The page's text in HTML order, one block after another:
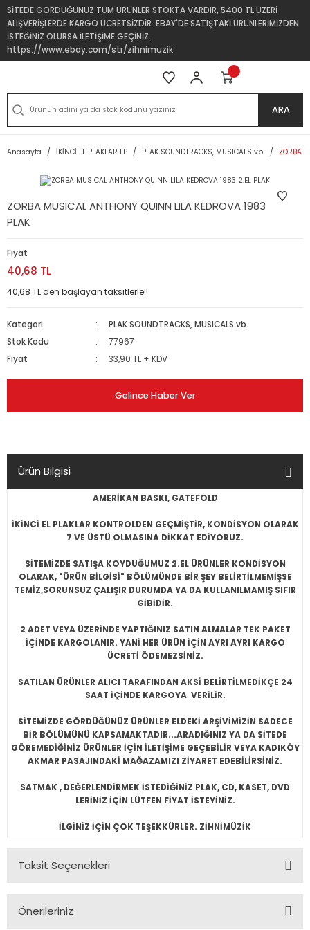
SİTEDE GÖRDÜĞÜNÜZ TÜM ÜRÜNLER STOKTA VARDIR, 5400 TL ÜZERİ
ALIŞVERİŞLERDE KARGO ÜCRETSİZDİR. EBAY'DE SATIŞTAKİ ÜRÜNLERİMİZDEN
İSTEĞİNİZ OLURSA İLETİŞİME GEÇİNİZ.
https://www.ebay.com/str/zihnimuzik
ARA
Anasayfa İKİNCİ EL PLAKLAR LP PLAK SOUNDTRACKS, MUSICALS vb. ZORBA
ZORBA MUSICAL ANTHONY QUINN LILA KEDROVA 1983 2.EL
PLAK
Fiyat
40,68 TL
40,68 TL den başlayan taksitlerle!!
Kategori
PLAK SOUNDTRACKS, MUSICALS vb.
Stok Kodu
77967
Fiyat
33,90 TL + KDV
Gelince Haber Ver
Ürün Bilgisi
AMERİKAN BASKI, GATEFOLD
İKİNCİ EL PLAKLAR KONTROLDEN GEÇMİŞTİR, KONDİSYON OLARAK
7 VE ÜSTÜ OLMASINA DİKKAT EDİYORUZ.
SİTEMİZDE SATIŞA KOYDUĞUMUZ 2.EL ÜRÜNLER KONDİSYON
OLARAK, "ÜRÜN BİLGİSİ" BÖLÜMÜNDE BİR ŞEY BELİRTİLMEMİŞSE
TEMİZ,SORUNSUZ ÇALIŞIR DURUMDA YA DA KULLANILMAMIŞ SIFIR
GİBİDİR.
2 ADET VEYA ÜZERİNDE YAPTIĞINIZ SATIN ALMALAR TEK PAKET
İÇİNDE KARGOLANIR. YANİ HER ÜRÜN İÇİN AYRI AYRI KARGO
ÜCRETİ ÖDEMEZSİNİZ.
SATILAN ÜRÜNLER ALICI TARAFINDAN AKSİ BELİRTİLMEDİKÇE 24
SAAT İÇİNDE KARGOYA VERİLİR.
SİTEMİZDE GÖRDÜĞÜNÜZ ÜRÜNLER ELDEKİ ARŞİVİMİZİN SADECE
BİR BÖLÜMÜNÜ KAPSAMAKTADIR...ARADIĞINIZ YA DA SİTEDE
GÖREMEDİĞİNİZ ÜRÜNLER İÇİN İLETİŞİME GEÇEBİLİR VEYA KADIKÖY
AKMAR PASAJINDAKİ MAĞAZAMIZI ZİYARET EDEBİLİRSİNİZ.
SATMAK , DEĞERLENDİRMEK İSTEDİĞİNİZ PLAK, CD, KASET, DVD
LERİNİZ İÇİN LÜTFEN FİYAT İSTEYİNİZ.
İLGİNİZ İÇİN ÇOK TEŞEKKÜRLER. ZİHNİMÜZİK
Taksit Seçenekleri
Önerileriniz